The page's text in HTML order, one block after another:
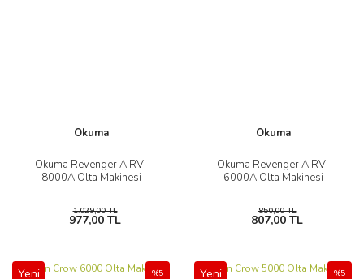
Okuma
Okuma Revenger A RV-
8000A Olta Makinesi
1.029,00 TL
977,00 TL
Okuma
Okuma Revenger A RV-
6000A Olta Makinesi
850,00 TL
807,00 TL
Yeni %5 Yeni %5